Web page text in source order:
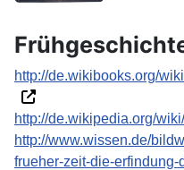
http://de.wikibooks.org/
http://de.wikipedia.org/
http://www.wissen.de/
frueher-zeit-die-erfindung-